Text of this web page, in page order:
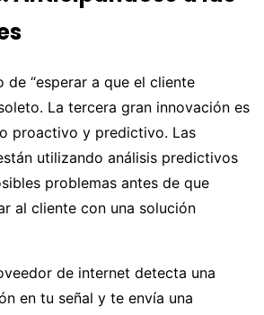
de “esperar a que el cliente
La tercera gran innovación es
proactivo y predictivo. Las
utilizando análisis predictivos
problemas antes de que
al cliente con una solución
de internet detecta una
en tu señal y te envía una